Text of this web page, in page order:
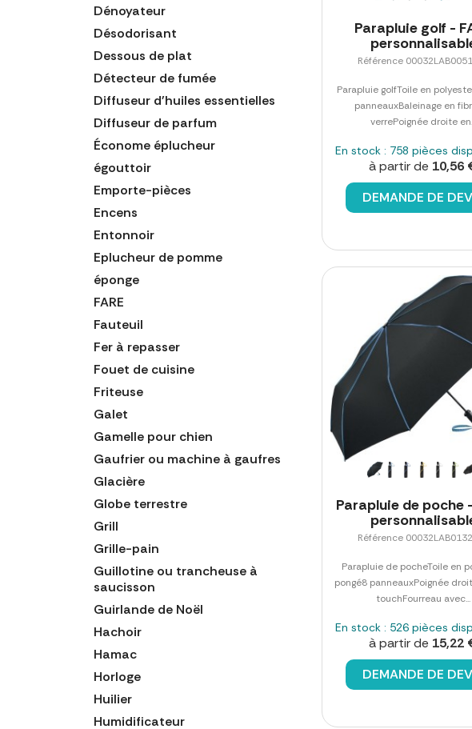
Dénoyateur
Désodorisant
Dessous de plat
Détecteur de fumée
Diffuseur d'huiles essentielles
Diffuseur de parfum
Économe éplucheur
égouttoir
Emporte-pièces
Encens
Entonnoir
Eplucheur de pomme
éponge
FARE
Fauteuil
Fer à repasser
Fouet de cuisine
Friteuse
Galet
Gamelle pour chien
Gaufrier ou machine à gaufres
Glacière
Globe terrestre
Grill
Grille-pain
Guillotine ou trancheuse à
saucisson
Guirlande de Noël
Hachoir
Hamac
Horloge
Huilier
Humidificateur
Parapluie golf -
Référence
Parapluie golfToile en
panneauxBaleinage en
verrePoignée droite
En stock : 758 pièces
à partir de 10,56
DEMANDE DE
Parapluie de poche -
Référence
Parapluie de pocheToile en
pongé8 panneauxPoignée
touchFourreau avec...
En stock : 526 pièces
à partir de 15,22
DEMANDE DE